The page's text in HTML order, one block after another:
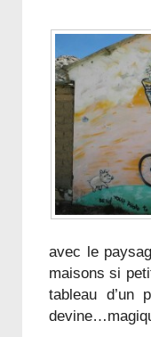
avec le
maisons si
tableau d’un